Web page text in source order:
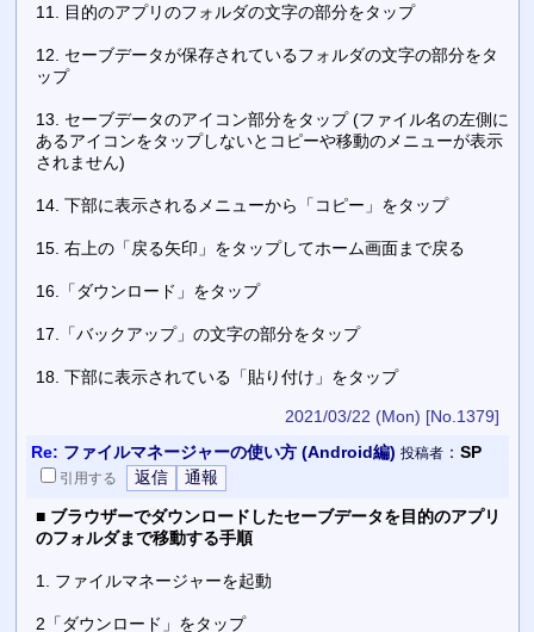
11. 目的のアプリのフォルダの文字の部分をタップ
12. セーブデータが保存されているフォルダの文字の部分をタ
ップ
13. セーブデータのアイコン部分をタップ (ファイル名の左側に
あるアイコンをタップしないとコピーや移動のメニューが表示
されません)
14. 下部に表示されるメニューから「コピー」をタップ
15. 右上の「戻る矢印」をタップしてホーム画面まで戻る
16.「ダウンロード」をタップ
17.「バックアップ」の文字の部分をタップ
18. 下部に表示されている「貼り付け」をタップ
2021/03/22 (Mon) [No.1379]
Re: ファイルマネージャーの使い方 (Android編) 投稿者： SP
引用する
■ ブラウザーでダウンロードしたセーブデータを目的のアプリ
のフォルダまで移動する手順
1. ファイルマネージャーを起動
2「ダウンロード」をタップ